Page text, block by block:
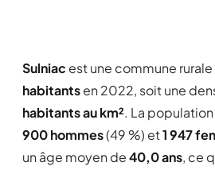
Sulniac est une commune
habitantsen 2022, soit une
habitants au km². La
900 hommes(49 %) et1 947
un âge moyen de40,0 ans, ce